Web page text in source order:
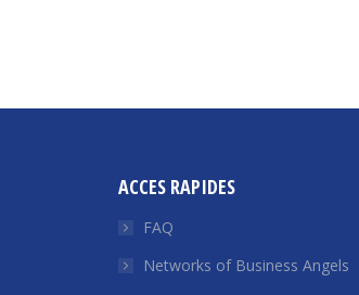
ACCES RAPIDES
FAQ
Networks of Business Angels